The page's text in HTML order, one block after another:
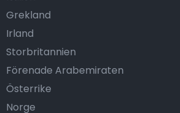
Grekland
Irland
Storbritannien
Förenade Arabemiraten
Österrike
Norge